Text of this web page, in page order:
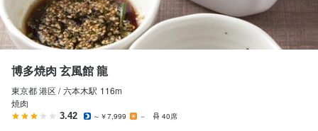
マイページ管理
気になる求人
検索履歴・保存した条件
博多焼肉 玄風館 龍
東京都 港区 / 六本木駅 116m
焼肉
3.42 ～￥7,999 － 40席
交通費支給
勤務時間
18:00～28:00（シフト制、週2日～OK、1日4h～OK）
終電考慮あり ダブルワーク・副業OK
週2日からOK
自由シフト制(毎回、時間・曜日を選べる)